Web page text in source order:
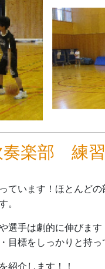
奏楽部 練
ています！ほとんど
。
選手は劇的に伸びま
目標をしっかりと持
紹介します！！